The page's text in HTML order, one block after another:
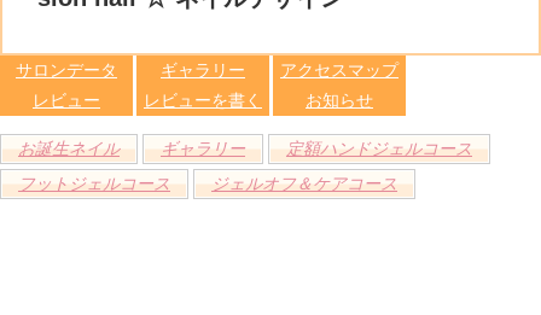
サロンデータ ギャラリー
アクセスマップ
レビュー
レビューを書く お知らせ
お誕生ネイル ギャラリー
定額ハンドジェルコース
フットジェルコース
ジェルオフ＆ケアコース